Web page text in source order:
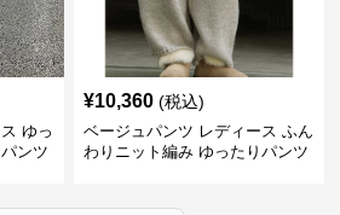
ゆっ
ンツ
¥10,360 (税込)
ベージュパンツ レディース ふん
わりニット編み ゆったりパンツ